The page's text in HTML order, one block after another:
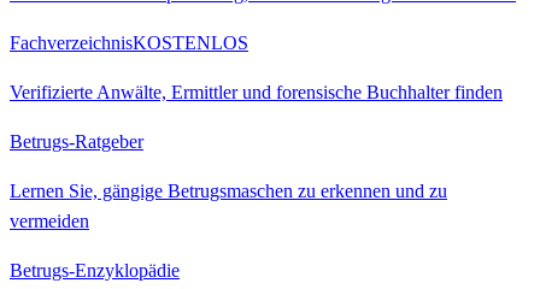
FachverzeichnisKOSTENLOS
Verifizierte Anwälte, Ermittler und forensische Buchhalter finden
Betrugs-Ratgeber
Lernen Sie, gängige Betrugsmaschen zu erkennen und zu
vermeiden
Betrugs-Enzyklopädie